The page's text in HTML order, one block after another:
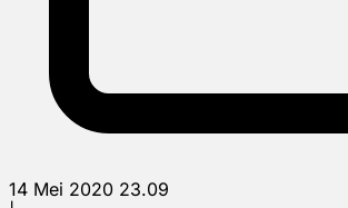
14 Mei 2020 23.09